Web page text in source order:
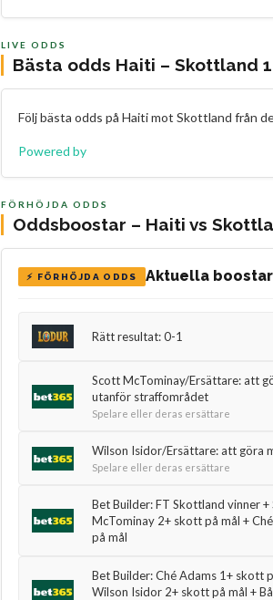
LIVE ODDS
Bästa odds Haiti – Skottland
Följ bästa odds på Haiti mot Skottland från
Powered by
FÖRHÖJDA ODDS
Oddsboostar – Haiti vs
⚡ FÖRHÖJDA ODDS Aktuella
Rätt resultat: 0-1
Scott McTominay/Ersättare: att
utanför straffområdet
Spelare eller deras ersättare
Wilson Isidor/Ersättare: att göra
Spelare eller deras ersättare
Bet Builder: FT Skottland vinner +
McTominay 2+ skott på mål +
på mål
Bet Builder: Ché Adams 1+ skott
Wilson Isidor 2+ skott på mål +